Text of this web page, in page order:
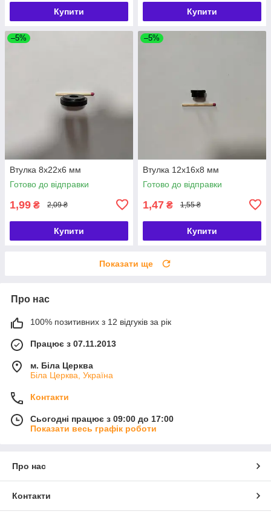
Купити Купити
–5%
Втулка 8х22х6 мм
Готово до відправки
1,99 ₴ 2,09 ₴
Купити
–5%
Втулка 12х16х8 мм
Готово до відправки
1,47 ₴ 1,55 ₴
Купити
Показати ще
Про нас
100% позитивних з 12 відгуків за рік
Працює з 07.11.2013
м. Біла Церква
Біла Церква, Україна
Контакти
Сьогодні працює з 09:00 до 17:00
Показати весь графік роботи
Про нас
Контакти